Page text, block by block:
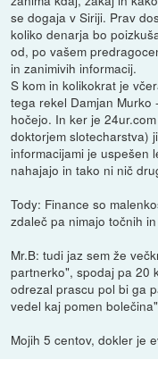
se dogaja v Siriji. Prav
koliko denarja bo
od, po vašem
in zanimivih informacij.
S kom in kolikokrat je
tega rekel Damjan
hočejo. In ker je
doktorjem slotecharstva)
informacijami je uspešen
nahajajo in tako ni nič
Tody: Finance so
zdaleč pa nimajo točnih
Mr.B: tudi jaz sem že
partnerko", spodaj pa 20
odrezal prascu pol bi ga
vedel kaj pomen
Mojih 5 centov, dokler je